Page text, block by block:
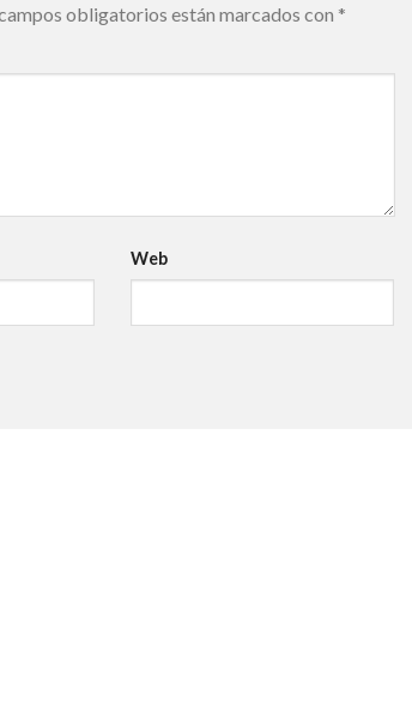
obligatorios están marcados con *
Web